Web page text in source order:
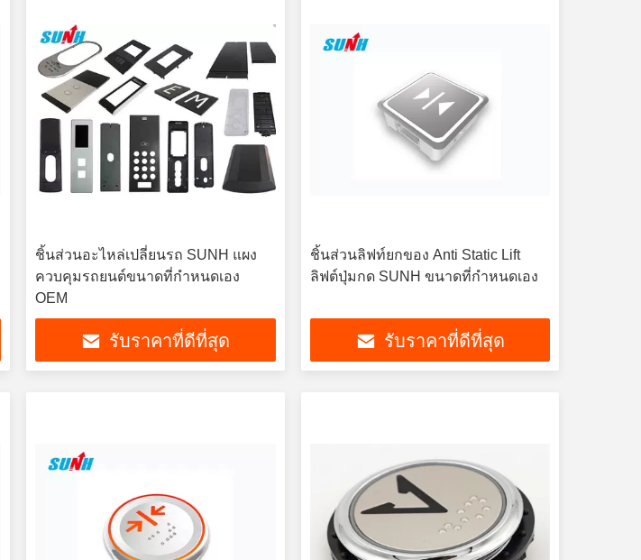
ชิ้นส่วนอะไหล่เปลี่ยนรถ SUNH แผง
ควบคุมรถยนต์ขนาดที่กำหนดเอง
OEM
รับราคาที่ดีที่สุด
ชิ้นส่วนลิฟท์ยกของ Anti Static Lift
ลิฟต์ปุ่มกด SUNH ขนาดที่กำหนดเอง
รับราคาที่ดีที่สุด